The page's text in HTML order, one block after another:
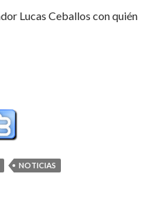
Lucas Ceballos con quién
(Audio)
NOTICIAS